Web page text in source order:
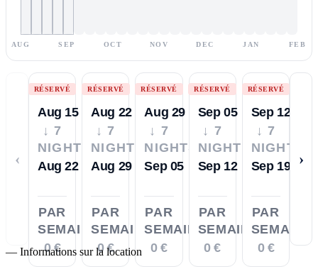
AUG SEP OCT NOV DEC JAN FEB
‹
RÉSERVÉ
Aug 15
↓ 7
NIGHTS
Aug 22
PAR
SEMAINE
0 €
RÉSERVÉ
Aug 22
↓ 7
NIGHTS
Aug 29
PAR
SEMAINE
0 €
RÉSERVÉ
Aug 29
↓ 7
NIGHTS
Sep 05
PAR
SEMAINE
0 €
RÉSERVÉ
Sep 05
↓ 7
NIGHTS
Sep 12
PAR
SEMAINE
0 €
RÉSERVÉ
Sep 12
↓ 7
NIGHTS
Sep 19
PAR
SEMAINE
0 €
›
— Informations sur la location